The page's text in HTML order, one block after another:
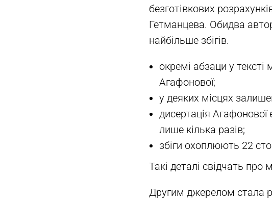
безготівкових
Гетманцева. Обидва
найбільше збігів.
окремі абзаци у
Агафонової;
у деяких місцях
дисертація Агафонової
лише кілька разів;
збіги охоплюють 22
Такі деталі свідчать
Другим джерелом стала